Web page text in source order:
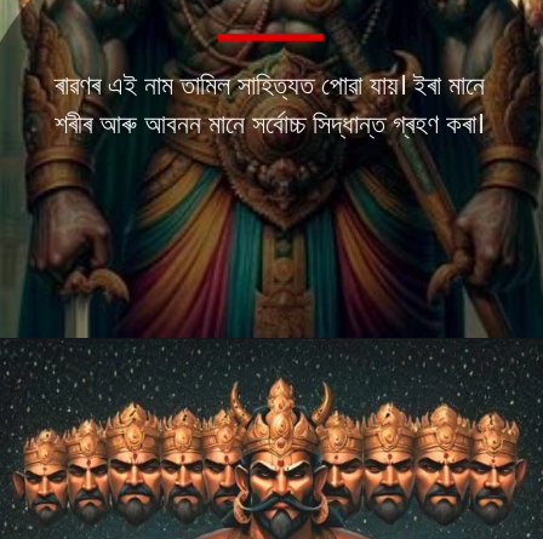
ৰাৱণৰ এই নাম তামিল সাহিত্যত পোৱা যায়। ইৰা মানে
শৰীৰ আৰু আবনন মানে সৰ্বোচ্চ সিদ্ধান্ত গ্ৰহণ কৰা।